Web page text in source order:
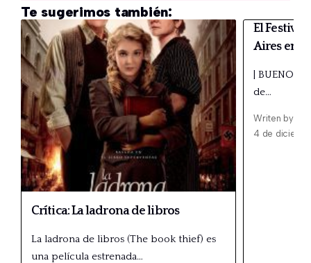
Te sugerimos también:
Crítica: La ladrona de libros
La ladrona de libros (The book thief) es
una película estrenada…
El Festival
Aires en
| BUENOS
de…
Writen by
4 de